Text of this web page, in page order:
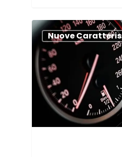
Nuove